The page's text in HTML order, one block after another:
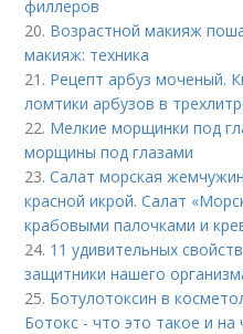
филлеров
20. Возрастной макияж
макияж: техника
21. Рецепт арбуз моченый.
ломтики арбузов в
22. Мелкие морщинки под
морщины под глазами
23.Салат морская
красной икрой. Салат
крабовыми палочками и
24. 11 удивительных
защитники нашего
25. Ботулотоксин в
Ботокс - что это такое и на